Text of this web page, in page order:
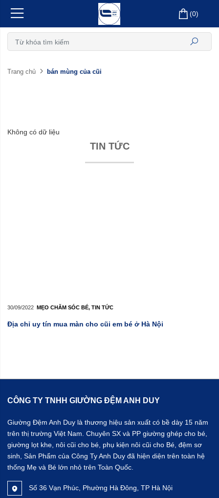
(0)
Trang chủ bán mùng của cũi
Không có dữ liệu
TIN TỨC
30/09/2022 MẸO CHĂM SÓC BÉ, TIN TỨC
Địa chỉ uy tín mua màn cho cũi em bé ở Hà Nội
CÔNG TY TNHH GIƯỜNG ĐỆM ANH DUY
Giường Đệm Anh Duy là thương hiệu sản xuất có bề dày 15 năm
trên thị trường Việt Nam. Chuyên SX và PP giường ghép cho bé,
giường lọt khe, nôi cũi cho bé, phụ kiện nôi cũi cho Bé, đệm sơ
sinh, Sản Phẩm của Công Ty Anh Duy đã hiện diện trên toàn hệ
thống Mẹ và Bé lớn nhỏ trên Toàn Quốc.
Số 36 Vạn Phúc, Phường Hà Đông, TP Hà Nội